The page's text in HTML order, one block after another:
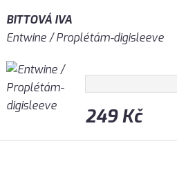
BITTOVÁ IVA
Entwine / Proplétám-digisleeve
249 Kč